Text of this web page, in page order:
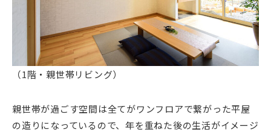
（1階・親世帯リビング）
親世帯が過ごす空間は全てがワンフロアで繋がった平屋
の造りになっているので、年を重ねた後の生活がイメージ